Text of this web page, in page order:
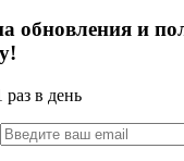
обновления и
в день